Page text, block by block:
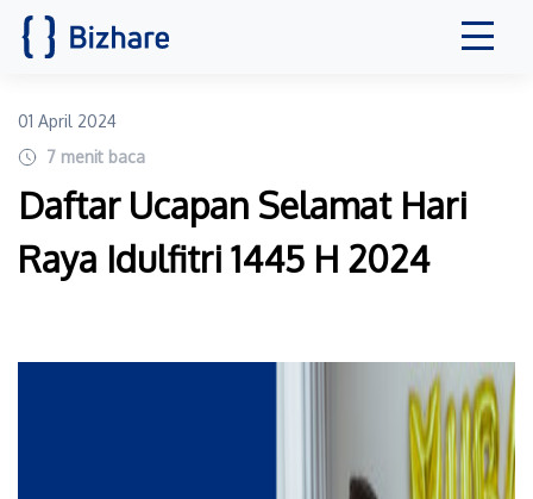
01 April 2024
7 menit baca
Daftar Ucapan Selamat Hari
Raya Idulfitri 1445 H 2024